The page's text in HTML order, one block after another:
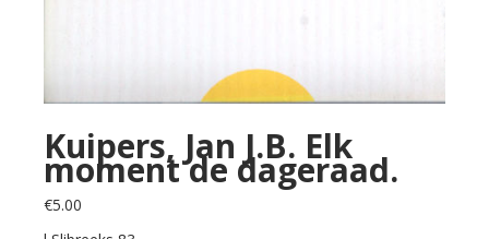
Kuipers, Jan J.B. Elk
moment de dageraad.
€5.00